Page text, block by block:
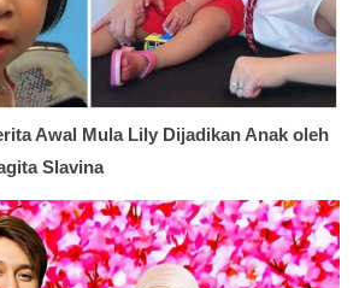
Awal Mula Lily Dijadikan Anak oleh
Slavina